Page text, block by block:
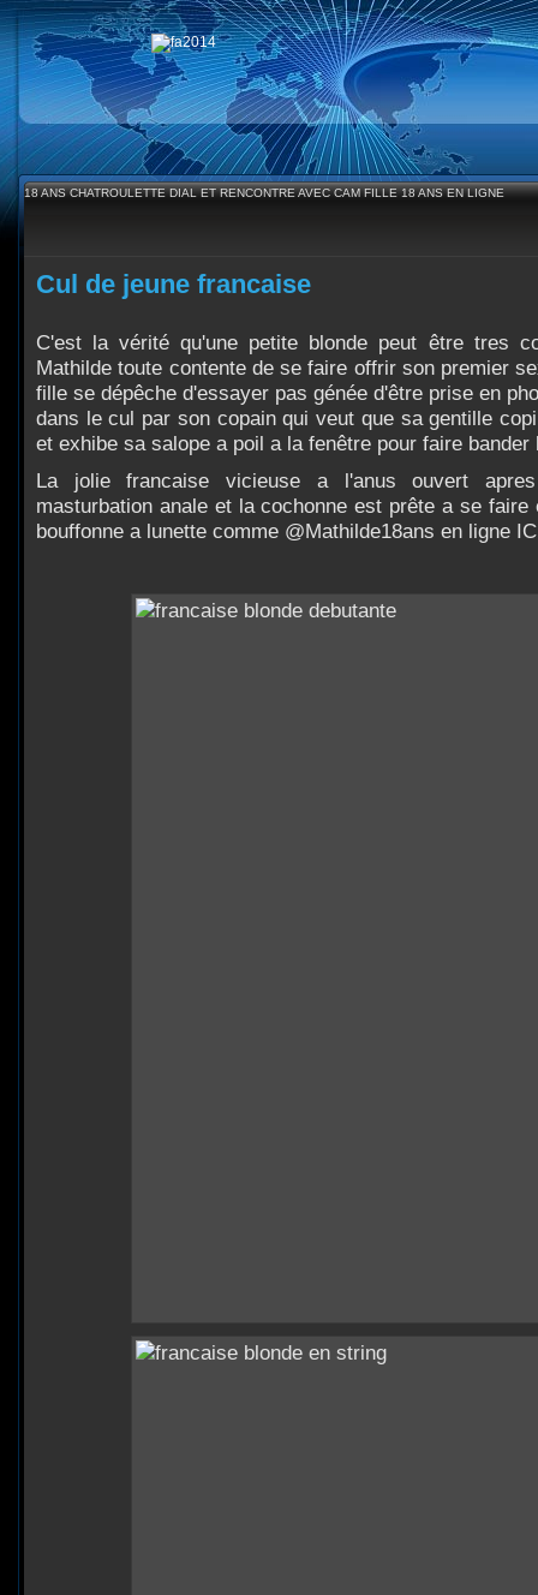
18 ANS CHATROULETTE DIAL ET RENCONTRE AVEC CAM FILLE 18 ANS EN LIGNE
Cul de jeune francaise
C'est la vérité qu'une petite blonde peut être tres
Mathilde toute contente de se faire offrir son premier
fille se dépêche d'essayer pas génée d'être prise en
dans le cul par son copain qui veut que sa gentille
et exhibe sa salope a poil a la fenêtre pour faire
La jolie francaise vicieuse a l'anus ouvert
masturbation anale et la cochonne est prête a se faire
bouffonne a lunette comme @Mathilde18ans en ligne